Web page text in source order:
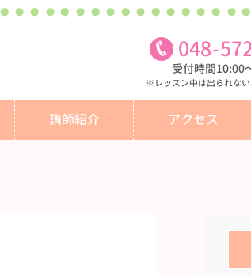
048-
受付時間10:00
※レッスン中は出られな
講師紹介 アクセス